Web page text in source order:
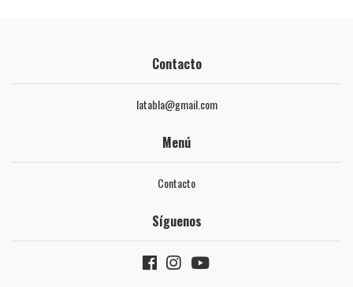
Contacto
latabla@gmail.com
Menú
Contacto
Síguenos